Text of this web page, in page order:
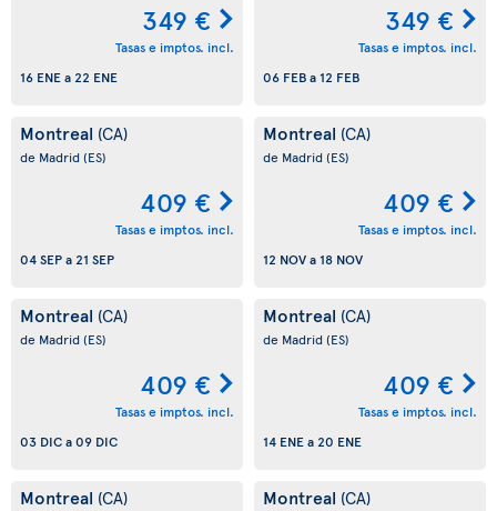
349 €
Tasas e imptos. incl.
16 ENEa22 ENE
349 €
Tasas e imptos. incl.
06 FEBa 12 FEB
Montreal (CA)
de Madrid(ES)
409 €
Tasas e imptos. incl.
04 SEPa21 SEP
Montreal (CA)
de Madrid(ES)
409 €
Tasas e imptos. incl.
12 NOVa 18 NOV
Montreal (CA)
de Madrid(ES)
409 €
Tasas e imptos. incl.
03 DICa09 DIC
Montreal (CA)
de Madrid(ES)
409 €
Tasas e imptos. incl.
14 ENEa20 ENE
Montreal (CA) Montreal (CA)